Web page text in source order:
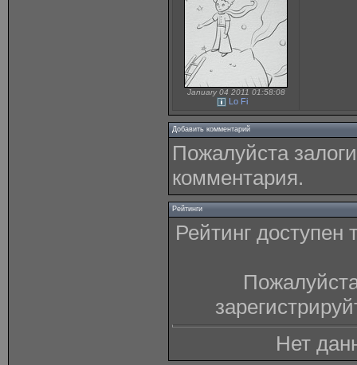
January 04 2011 01:58:08
Lo Fi
Добавить комментарий
Пожалуйста
комментария.
Рейтинги
Рейтинг доступен
Нет